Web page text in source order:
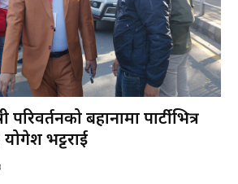
बहानामा पार्टीभित्र
भट्टराई